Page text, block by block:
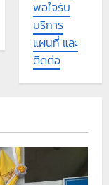
พอใจรับ
บริการ
แผนที่ และ
ติดต่อ